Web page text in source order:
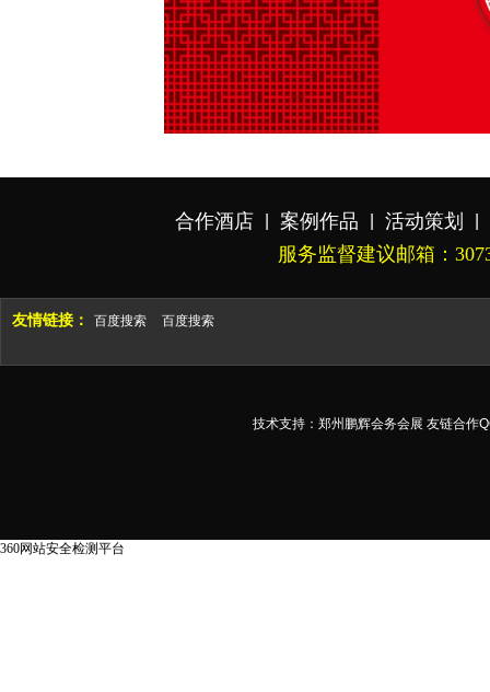
合作酒店 案例作品 活动策划
服务监督建议邮箱：
友情链接： 百度搜索 百度搜索
技术支持： 郑州鹏辉会务会展 友链合作
360网站安全检测平台